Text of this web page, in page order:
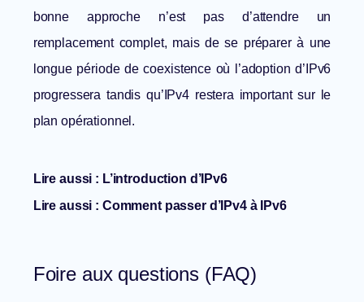
bonne approche n’est pas d’attendre un
remplacement complet, mais de se préparer à une
longue période de coexistence où l’adoption d’IPv6
progressera tandis qu’IPv4 restera important sur le
plan opérationnel.
Lire aussi : L’introduction d’IPv6
Lire aussi : Comment passer d’IPv4 à IPv6
Foire aux questions (FAQ)